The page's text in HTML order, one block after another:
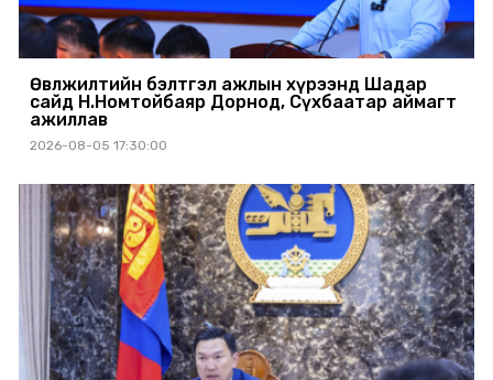
Өвөлжилтийн бэлтгэл ажлын хүрээнд Шадар
сайд Н.Номтойбаяр Дорнод, Сүхбаатар аймагт
ажиллав
2026-08-05 17:30:00